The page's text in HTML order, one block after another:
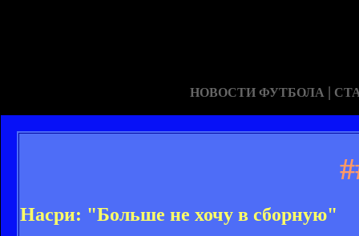
НОВОСТИ ФУТБОЛА |
Насри: "Больше не хочу в сборную"